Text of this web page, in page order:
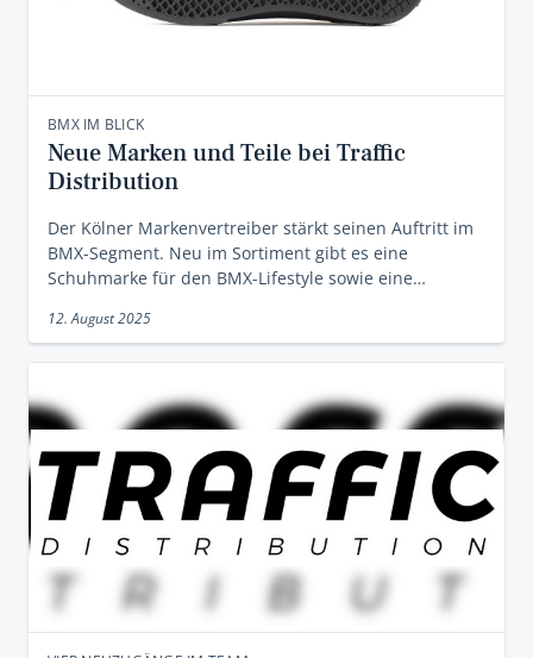
BMX IM BLICK
Neue Marken und Teile bei Traffic
Distribution
Der Kölner Markenvertreiber stärkt seinen Auftritt im
BMX-Segment. Neu im Sortiment gibt es eine
Schuhmarke für den BMX-Lifestyle sowie eine…
12. August 2025